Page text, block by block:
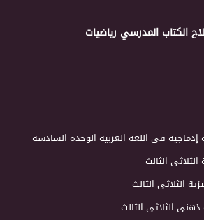
الكتاب المدرسي رياضيات
في اللغة العربية الوحدة السادسة
الثلاثي الثالث
الثلاثي الثالث
الثلاثي الثالث